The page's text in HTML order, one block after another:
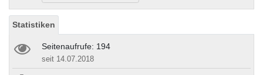
Statistiken
Seitenaufrufe: 194
seit 14.07.2018